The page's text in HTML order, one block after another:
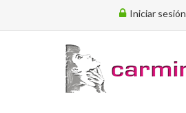
Iniciar sesión